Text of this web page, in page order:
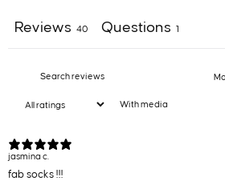
Reviews 40 Questions 1
With media
jasmina c.
fab socks !!!